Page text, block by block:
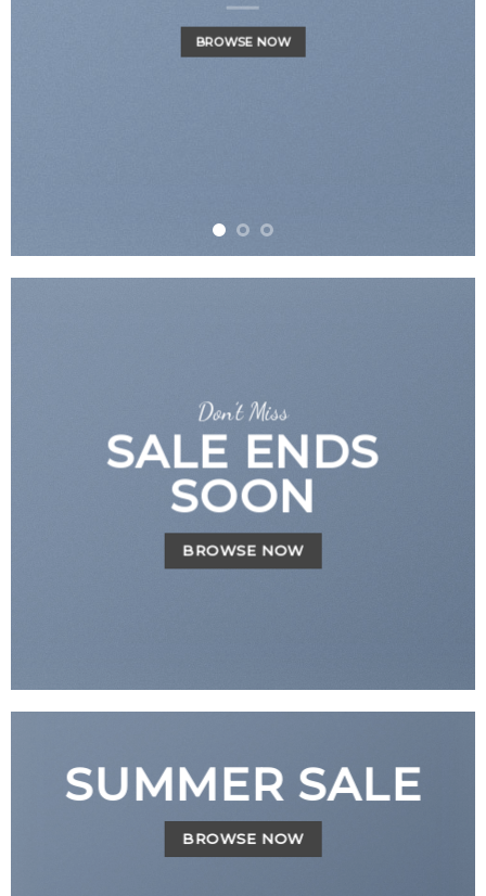
BROWSE NOW
Don’t Miss
SALE ENDS
SOON
BROWSE NOW
SUMMER SALE
BROWSE NOW